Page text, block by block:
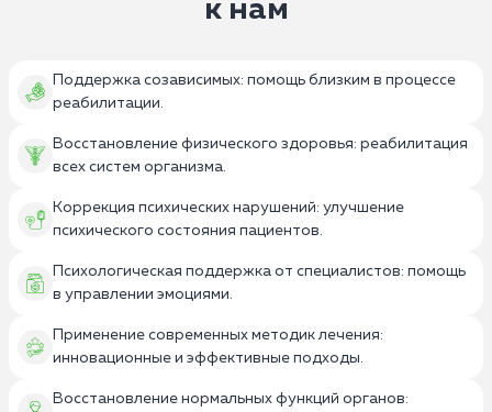
к нам
Поддержка созависимых: помощь близким в процессе
реабилитации.
Восстановление физического здоровья: реабилитация
всех систем организма.
Коррекция психических нарушений: улучшение
психического состояния пациентов.
Психологическая поддержка от специалистов: помощь
в управлении эмоциями.
Применение современных методик лечения:
инновационные и эффективные подходы.
Восстановление нормальных функций органов: